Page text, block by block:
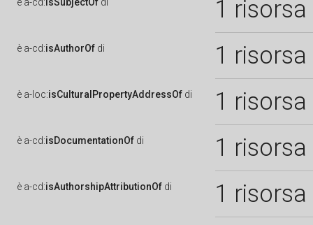
1 risorsa
è a-cd:isAuthorOf di 1 risorsa
è a-loc:isCulturalPropertyAddressOf di 1 risorsa
è a-cd:isDocumentationOf di 1 risorsa
è a-cd:isAuthorshipAttributionOf di 1 risorsa